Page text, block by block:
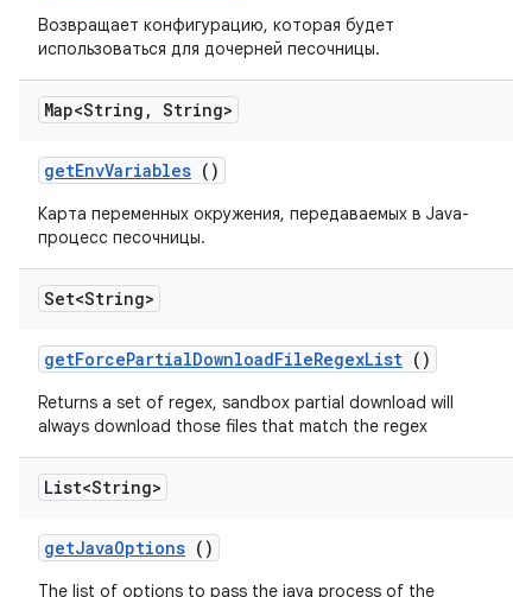
Возвращает конфигурацию, которая будет
использоваться для дочерней песочницы.
Map<String , String>
getEnvVariables ()
Карта переменных окружения, передаваемых в Java-
процесс песочницы.
Set<String>
getForcePartialDownloadFileRegexList ()
Returns a set of regex, sandbox partial download will
always download those files that match the regex
List<String>
getJavaOptions ()
The list of options to pass the java process of the